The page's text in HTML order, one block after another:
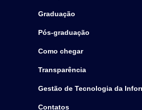
Graduação
Pós-graduação
Como chegar
Transparência
Gestão de Tecnologia da
Contatos